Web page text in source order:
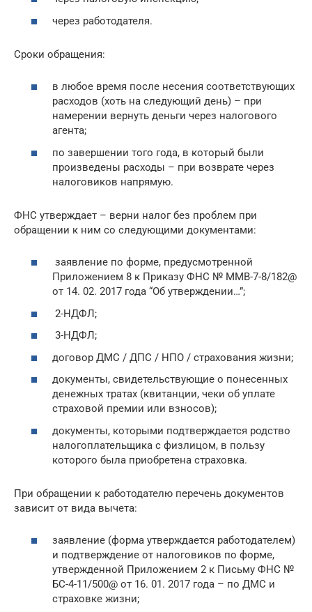
через работодателя.
Сроки обращения:
в любое время после несения соответствующих
расходов (хоть на следующий день) – при
намерении вернуть деньги через налогового
агента;
по завершении того года, в который были
произведены расходы – при возврате через
налоговиков напрямую.
ФНС утверждает – верни налог без проблем при
обращении к ним со следующими документами:
заявление по форме, предусмотренной
Приложением 8 к Приказу ФНС № ММВ-7-8/182@
от 14. 02. 2017 года “Об утверждении…”;
2-НДФЛ;
3-НДФЛ;
договор ДМС / ДПС / НПО / страхования жизни;
документы, свидетельствующие о понесенных
денежных тратах (квитанции, чеки об уплате
страховой премии или взносов);
документы, которыми подтверждается родство
налогоплательщика с физлицом, в пользу
которого была приобретена страховка.
При обращении к работодателю перечень документов
зависит от вида вычета:
заявление (форма утверждается работодателем)
и подтверждение от налоговиков по форме,
утвержденной Приложением 2 к Письму ФНС №
БС-4-11/500@ от 16. 01. 2017 года – по ДМС и
страховке жизни;